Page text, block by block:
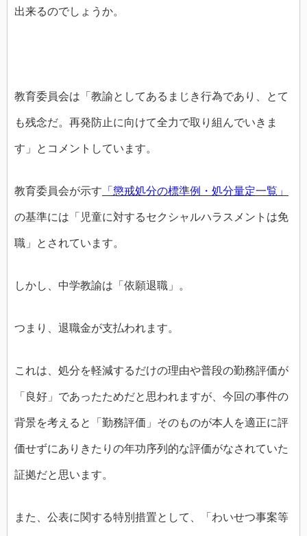
出来るのでしょうか。
教育委員会は「教諭としてあるまじき行為であり、とて
も残念だ。再発防止に向けて全力で取り組んでいきま
す」とコメントしています。
教育委員会が示す 「懲戒処分の標準例・処分量定一覧」
の基準には「児童に対するセクシャルハラスメントは免
職」とされています。
しかし、中学教諭は「依願退職」。
つまり、退職金が支払われます。
これは、処分を軽減するだけの理由や普段の勤務評価が
「良好」であったためだと思われますが、今回の事件の
背景を考えると「勤務評価」そのものが本人を適正に評
価せずにありきたりの年功序列的な評価がなされていた
証拠だと思います。
また、公表に関する特別措置として、「わいせつ事案等